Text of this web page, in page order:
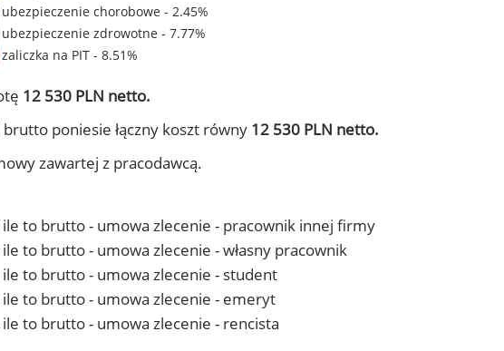
ubezpieczenie chorobowe - 2.45%
ubezpieczenie zdrowotne - 7.77%
zaliczka na PIT - 8.51%
12 530 PLN netto.
poniesie łączny koszt równy 12 530 PLN netto.
zawartej z pracodawcą.
to brutto - umowa zlecenie - pracownik innej firmy
to brutto - umowa zlecenie - własny pracownik
to brutto - umowa zlecenie - student
to brutto - umowa zlecenie - emeryt
to brutto - umowa zlecenie - rencista